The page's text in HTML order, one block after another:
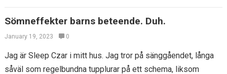
Sömneffekter barns beteende. Duh.
January 19, 2023 0
Jag är Sleep Czar i mitt hus. Jag tror på sänggåendet, långa
såväl som regelbundna tupplurar på ett schema, liksom